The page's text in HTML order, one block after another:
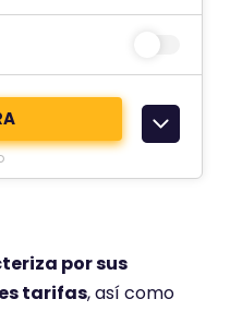
por sus
tarifas, así como